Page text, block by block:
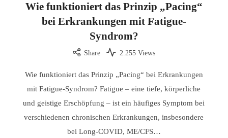
Wie funktioniert das Prinzip „Pacing“
bei Erkrankungen mit Fatigue-
Syndrom?
Share 2.255 Views
Wie funktioniert das Prinzip „Pacing“ bei Erkrankungen
mit Fatigue-Syndrom? Fatigue – eine tiefe, körperliche
und geistige Erschöpfung – ist ein häufiges Symptom bei
verschiedenen chronischen Erkrankungen, insbesondere
bei Long-COVID, ME/CFS…